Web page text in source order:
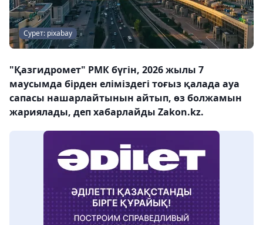
Сурет: pixabay
"Қазгидромет" РМК бүгін, 2026 жылы 7
маусымда бірден еліміздегі тоғыз қалада ауа
сапасы нашарлайтынын айтып, өз болжамын
жариялады, деп хабарлайды Zakon.kz.